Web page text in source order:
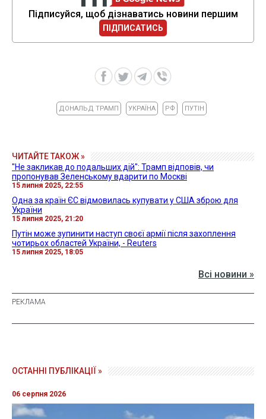
Підписуйся, щоб дізнаватись новини першим
ПІДПИСАТИСЬ
ДОНАЛЬД ТРАМП УКРАЇНА РФ ПУТІН
ЧИТАЙТЕ ТАКОЖ »
"Не закликав до подальших дій": Трамп відповів, чи
пропонував Зеленському вдарити по Москві
15 липня 2025, 22:55
Одна за країн ЄС відмовилась купувати у США зброю для
України
15 липня 2025, 21:20
Путін може зупинити наступ своєї армії після захоплення
чотирьох областей України, - Reuters
15 липня 2025, 18:05
Всі новини »
ОСТАННІ ПУБЛІКАЦІЇ »
06 серпня 2026